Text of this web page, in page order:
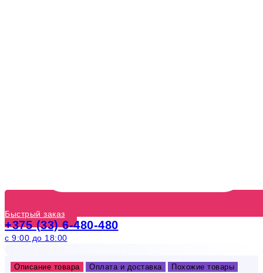
Быстрый заказ
+375 (33) 6-480-480
с 9:00 до 18:00
Описание товара Оплата и доставка Похожие товары